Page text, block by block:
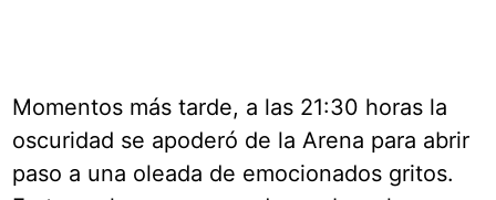
Momentos más tarde, a las 21:30 horas la
oscuridad se apoderó de la Arena para abrir
paso a una oleada de emocionados gritos.